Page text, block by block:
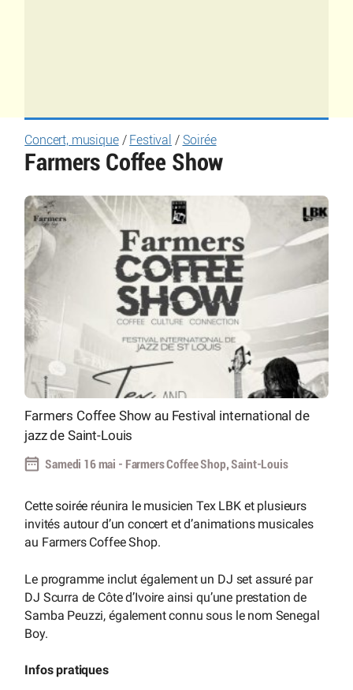
Concert, musique/ Festival / Soirée
Farmers Coffee Show
Farmers Coffee Show au Festival international de
jazz de Saint-Louis
Samedi 16 mai - Farmers Coffee Shop, Saint-Louis
Cette soirée réunira le musicien Tex LBK et plusieurs
invités autour d’un concert et d’animations musicales
au Farmers Coffee Shop.
Le programme inclut également un DJ set assuré par
DJ Scurra de Côte d’Ivoire ainsi qu’une prestation de
Samba Peuzzi, également connu sous le nom Senegal
Boy.
Infos pratiques